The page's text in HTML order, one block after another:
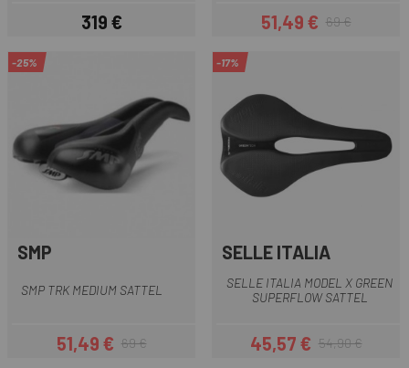
Preis
319 € Preis
51,49 €Regulärer Preis
69 €
-25%
SMP
SMP TRK MEDIUM SATTEL
Preis
51,49 €Regulärer Preis
69 €
-17%
SELLE ITALIA
SELLE ITALIA MODEL X GREEN
SUPERFLOW SATTEL
Preis
45,57 €Regulärer Preis
54,90 €